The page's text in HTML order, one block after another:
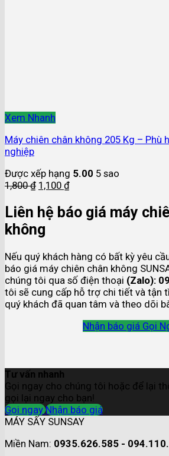
Xem Nhanh
Máy chiên chân không 205 Kg – Phù
nghiệp
Được xếp hạng 5.00 5 sao
1,800₫ 1,100 ₫
Liên hệ báo giá máy
không
Nếu quý khách hàng có bất kỳ yêu
báo giá máy chiên chân không
chúng tôi qua số điện thoại (Zalo):
tôi sẽ cung cấp hỗ trợ chi tiết và tận
quý khách đã quan tâm và theo dõi
Nhận báo giá Gọi
Tư vấn nhanh
Gọi ngay cho chúng tôi hoặc để lại
gọi lại ngay cho bạn!
Gọi ngay Nhận báo giá
MÁY SẤY SUNSAY
Miền Nam: 0935.626.585 -